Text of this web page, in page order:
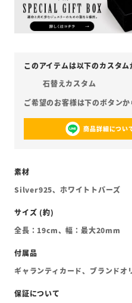
石替えカスタム
商品詳細につい
Silver925、ホワイトトパーズ
全長：19cm、幅：最大20mm
ギャランティカード、ブランドオ